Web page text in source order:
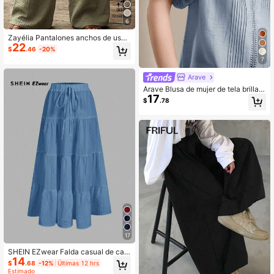
6
Zayélia Pantalones anchos de uso
diario versátil y casual con cintura
con cordón para mujer
$22.46 -20%
17
SHEIN EZwear Falda casual de cap
as tipo pastel para mujer, adecuada
para vacaciones de verano
$14.68 -12% Últimas 12 hrs
Estimado
7
Arave
Arave Blusa de mujer de tela brillant
e ligera, corte holgado, plisada, con
encaje de contraste calado, manga
ara uso diario y desplazamiento
$17.78